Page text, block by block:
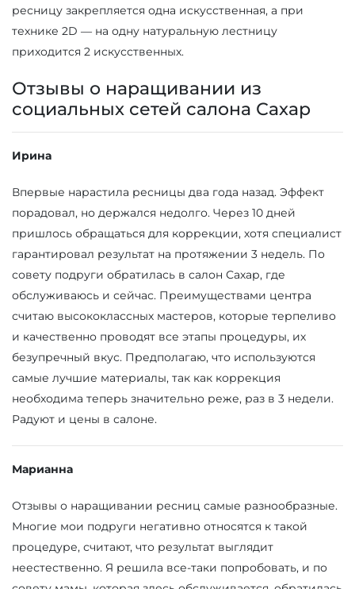
ресницу закрепляется одна искусственная, а при
технике 2D — на одну натуральную лестницу
приходится 2 искусственных.
Отзывы о наращивании из
социальных сетей салона Сахар
Ирина
Впервые нарастила ресницы два года назад. Эффект
порадовал, но держался недолго. Через 10 дней
пришлось обращаться для коррекции, хотя специалист
гарантировал результат на протяжении 3 недель. По
совету подруги обратилась в салон Сахар, где
обслуживаюсь и сейчас. Преимуществами центра
считаю высококлассных мастеров, которые терпеливо
и качественно проводят все этапы процедуры, их
безупречный вкус. Предполагаю, что используются
самые лучшие материалы, так как коррекция
необходима теперь значительно реже, раз в 3 недели.
Радуют и цены в салоне.
Марианна
Отзывы о наращивании ресниц самые разнообразные.
Многие мои подруги негативно относятся к такой
процедуре, считают, что результат выглядит
неестественно. Я решила все-таки попробовать, и по